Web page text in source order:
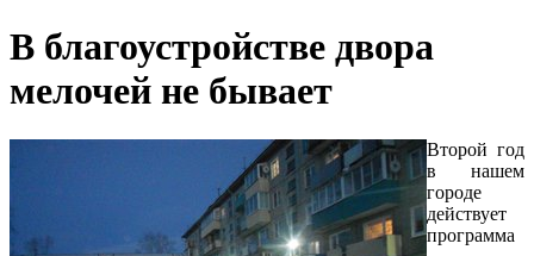
В благоустройстве двора
мелочей не бывает
Второй год
в нашем
городе
действует
программа